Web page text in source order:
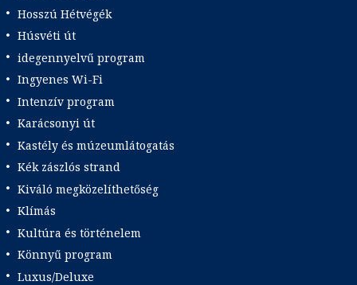
Hosszú Hétvégék
Húsvéti út
idegennyelvű program
Ingyenes Wi-Fi
Intenzív program
Karácsonyi út
Kastély és múzeumlátogatás
Kék zászlós strand
Kiváló megközelíthetőség
Klímás
Kultúra és történelem
Könnyű program
Luxus/Deluxe